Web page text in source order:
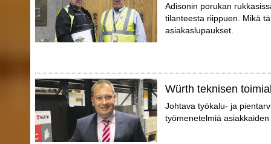
Adisonin porukan
tilanteesta riippuen. Mikä
asiakaslupaukset.
Würth teknisen
Johtava työkalu- ja
työmenetelmiä